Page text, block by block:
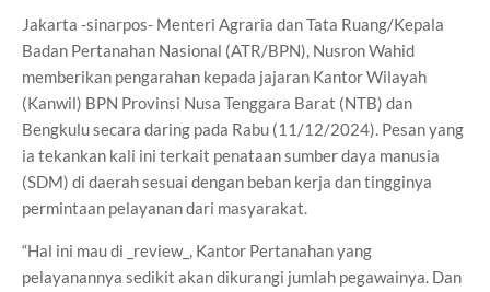
Jakarta -sinarpos- Menteri Agraria dan Tata Ruang/Kepala
Badan Pertanahan Nasional (ATR/BPN), Nusron Wahid
memberikan pengarahan kepada jajaran Kantor Wilayah
(Kanwil) BPN Provinsi Nusa Tenggara Barat (NTB) dan
Bengkulu secara daring pada Rabu (11/12/2024). Pesan yang
ia tekankan kali ini terkait penataan sumber daya manusia
(SDM) di daerah sesuai dengan beban kerja dan tingginya
permintaan pelayanan dari masyarakat.
“Hal ini mau di _review_, Kantor Pertanahan yang
pelayanannya sedikit akan dikurangi jumlah pegawainya. Dan